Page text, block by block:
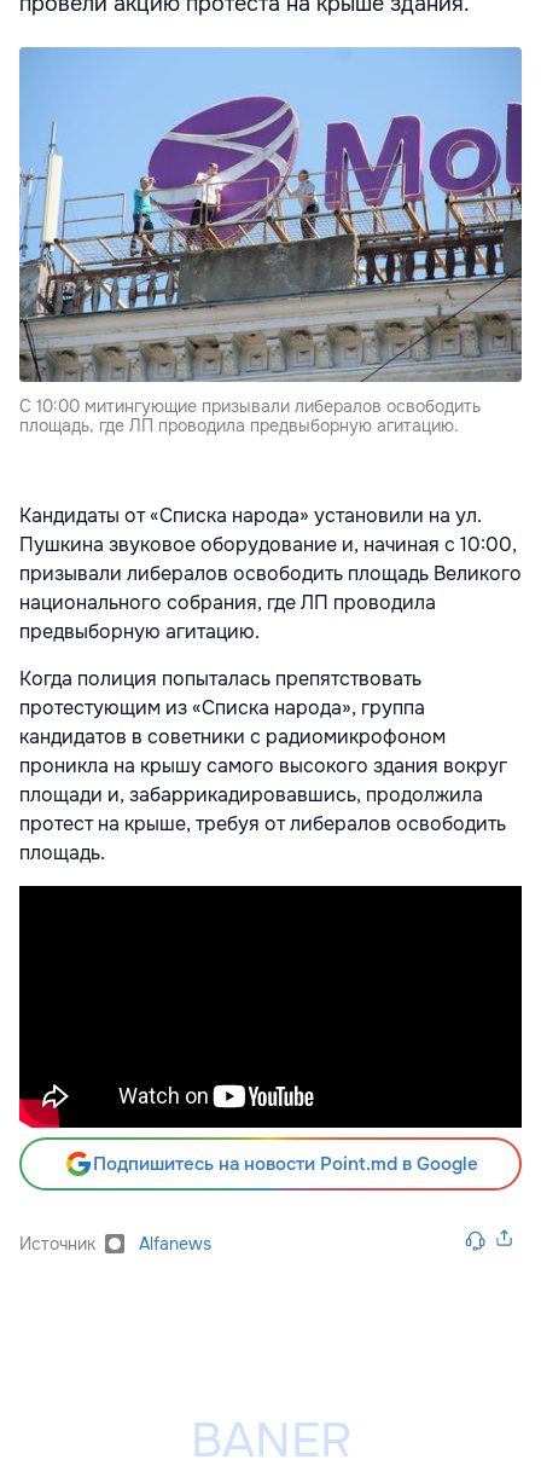
С 10:00 митингующие призывали либералов освободить
площадь, где ЛП проводила предвыборную агитацию.
Кандидаты от «Списка народа» установили на ул.
Пушкина звуковое оборудование и, начиная с 10:00,
призывали либералов освободить площадь Великого
национального собрания, где ЛП проводила
предвыборную агитацию.
Когда полиция попыталась препятствовать
протестующим из «Списка народа», группа
кандидатов в советники с радиомикрофоном
проникла на крышу самого высокого здания вокруг
площади и, забаррикадировавшись, продолжила
протест на крыше, требуя от либералов освободить
площадь.
Подпишитесь на новости Point.md в Google
Источник Alfanews